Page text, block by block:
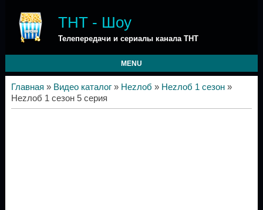
ТНТ - Шоу
Телепередачи и сериалы канала ТНТ
MENU
Главная » Видео каталог» Неzлоб » Неzлоб 1 сезон»
Неzлоб 1 сезон 5 серия